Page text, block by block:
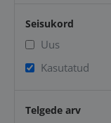
Seisukord
Uus
Kasutatud
Telgede arv